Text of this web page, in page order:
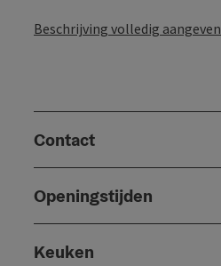
Beschrijving volledig aangeven
Contact
Openingstijden
Keuken